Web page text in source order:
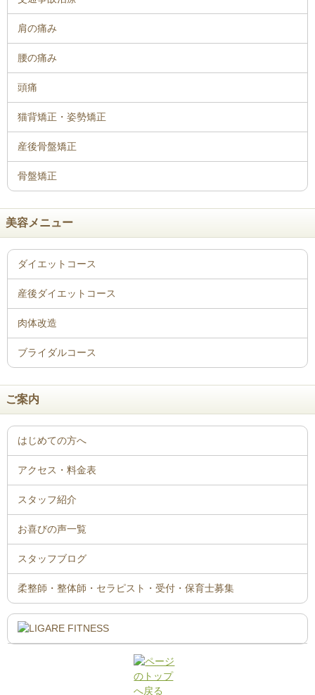
骨盤矯正
美容メニュー
ご案内
はじめての方へ
アクセス・料金表
スタッフ紹介
お喜びの声一覧
スタッフブログ
柔整師・整体師・セラピスト・受付・保育士募集